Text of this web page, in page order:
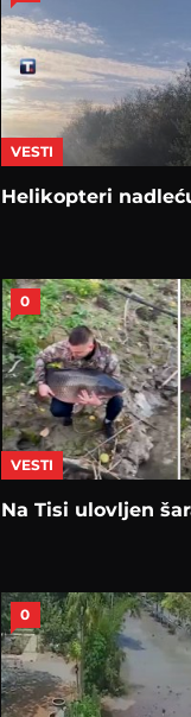
VESTI
Helikopteri
0
VESTI
Na Tisi ulovljen
0